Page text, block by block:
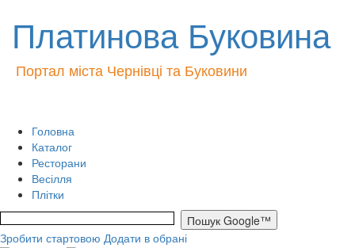
Платинова Буковина
Портал міста Чернівці та Буковини
Головна
Каталог
Ресторани
Весілля
Плітки
Зробити стартовою Додати в обрані